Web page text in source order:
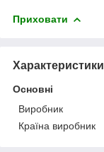
Приховати
Характеристики
Основні
Виробник
Країна виробник